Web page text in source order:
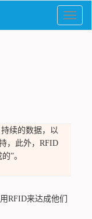
续的数据，以
，此外，RFID
”。
RFID来达成他们